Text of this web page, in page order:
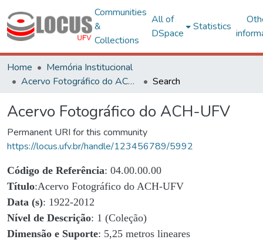
Communities
&
Collections
All of
DSpace
Statistics
Home
Memória Institucional
Acervo Fotográfico do ACH-UFV
Search
Acervo Fotográfico do ACH-UFV
Permanent URI for this community
https://locus.ufv.br/handle/123456789/5992
Código de Referência: 04.00.00.00
Título:Acervo Fotográfico do ACH-UFV
Data (s): 1922-2012
Nível de Descrição: 1 (Coleção)
Dimensão e Suporte: 5,25 metros lineares